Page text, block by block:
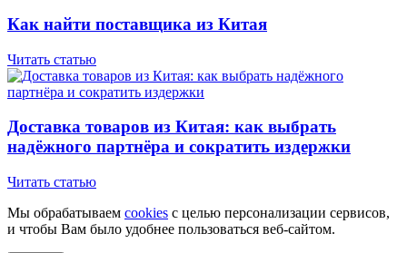
Как найти поставщика из Китая
Читать статью
Доставка товаров из Китая: как выбрать
надёжного партнёра и сократить издержки
Читать статью
Мы обрабатываем cookies с целью персонализации сервисов,
и чтобы Вам было удобнее пользоваться веб-сайтом.